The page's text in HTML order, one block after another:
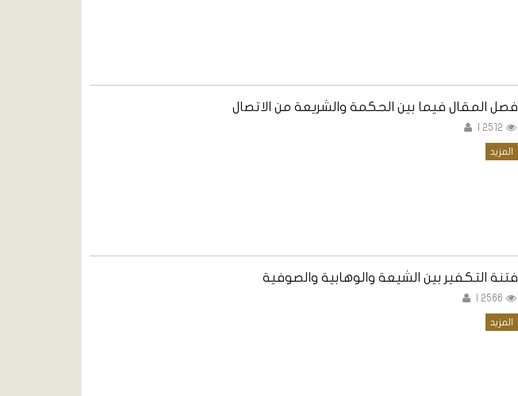
فصل المقال فيما بين الحكمة والشريعة من الاتصال
المزيد
فتنة التكفير بين الشيعة والوهابية والصوفية
المزيد